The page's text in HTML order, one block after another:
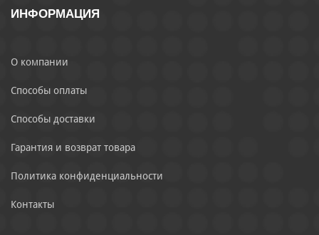
ИНФОРМАЦИЯ
О компании
Способы оплаты
Способы доставки
Гарантия и возврат товара
Политика конфиденциальности
Контакты